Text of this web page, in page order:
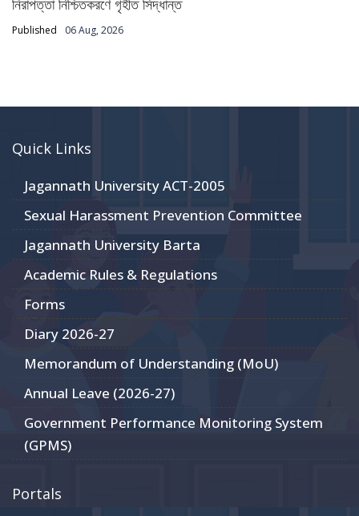
Published 06 Aug, 2026
Quick Links
Jagannath University ACT-2005
Sexual Harassment Prevention Committee
Jagannath University Barta
Academic Rules & Regulations
Forms
Diary 2026-27
Memorandum of Understanding (MoU)
Annual Leave (2026-27)
Government Performance Monitoring System
(GPMS)
Portals